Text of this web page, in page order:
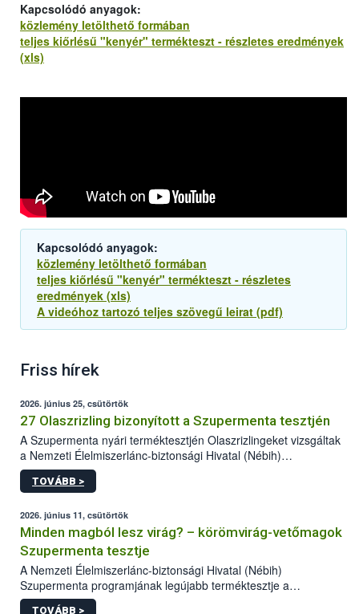
Kapcsolódó anyagok:
közlemény letölthető formában
teljes kiőrlésű "kenyér" termékteszt - részletes eredmények
(xls)
Kapcsolódó anyagok:
közlemény letölthető formában
teljes kiőrlésű "kenyér" termékteszt - részletes
eredmények (xls)
A videóhoz tartozó teljes szövegű leirat (pdf)
Friss hírek
2026. június 25, csütörtök
27 Olaszrizling bizonyított a Szupermenta tesztjén
A Szupermenta nyári terméktesztjén Olaszrizlingeket vizsgáltak
a Nemzeti Élelmiszerlánc-biztonsági Hivatal (Nébih)
szakemberei. Összesen 27 bor került „nagyító alá”, melyek az
élelmiszerbiztonsági és -minőségi vizsgálatok, valamint a
vizsgálaton az is kiderült, melyek a kóstolók által
legkedveltebbnek ítélt Olaszrizlingek.
TOVÁBB >
2026. június 11, csütörtök
Minden magból lesz virág? – körömvirág-vetőmagok
Szupermenta tesztje
A Nemzeti Élelmiszerlánc-biztonsági Hivatal (Nébih)
Szupermenta programjának legújabb terméktesztje a
körömvirág-vetőmagokra fókuszált. A hatósági vizsgálatokon a
TOVÁBB >